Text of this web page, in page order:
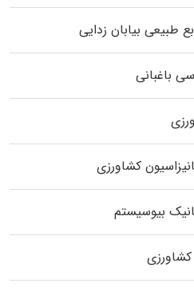
طبیعی بیابان زدایی
باغبانی
کشاورزی
بیوسیستم
کشاورزی